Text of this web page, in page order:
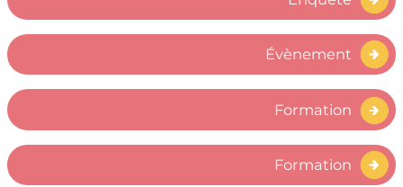
Évènement
Formation
Formation